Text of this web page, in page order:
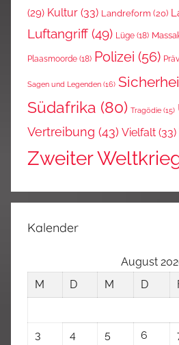
(29) Kultur (33) Landreform (20)
Luftangriff (49) Lüge (18)
Plaasmoorde (18) Polizei (56)
Sagen und Legenden (16)
Südafrika (80) Tragödie (15)
Vertreibung (43) Vielfalt (33)
Zweiter
Kalender
August
M
D M D
3
4 5 6